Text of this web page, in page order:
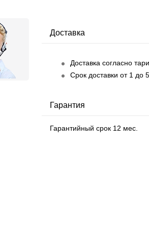
Доставка
Доставка согласно
Срок доставки от 1 до
Гарантия
Гарантийный срок 12 мес.